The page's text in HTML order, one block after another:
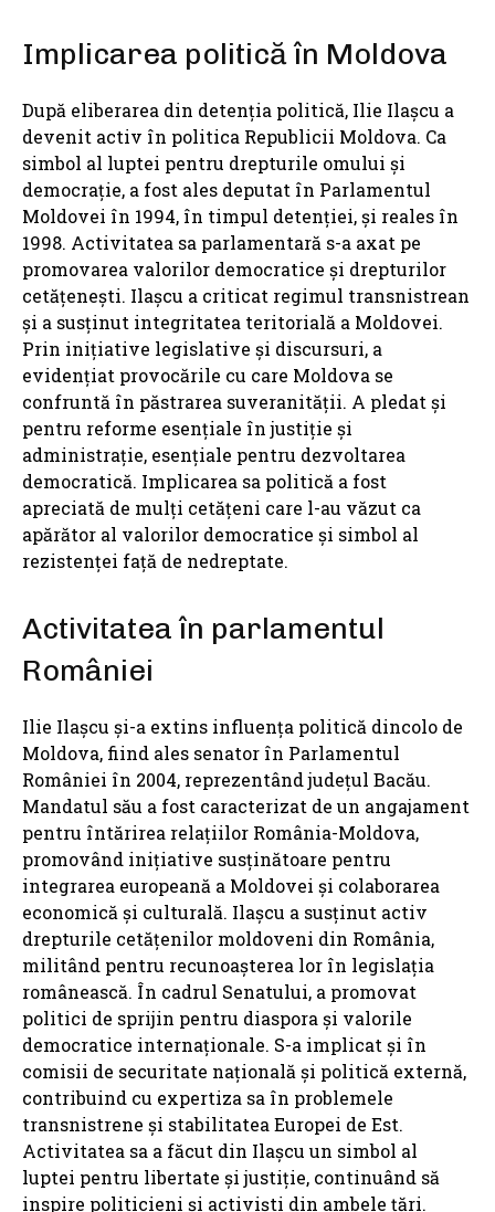
Implicarea politică în Moldova
După eliberarea din detenția politică, Ilie Ilașcu a
devenit activ în politica Republicii Moldova. Ca
simbol al luptei pentru drepturile omului și
democrație, a fost ales deputat în Parlamentul
Moldovei în 1994, în timpul detenției, și reales în
1998. Activitatea sa parlamentară s-a axat pe
promovarea valorilor democratice și drepturilor
cetățenești. Ilașcu a criticat regimul transnistrean
și a susținut integritatea teritorială a Moldovei.
Prin inițiative legislative și discursuri, a
evidențiat provocările cu care Moldova se
confruntă în păstrarea suveranității. A pledat și
pentru reforme esențiale în justiție și
administrație, esențiale pentru dezvoltarea
democratică. Implicarea sa politică a fost
apreciată de mulți cetățeni care l-au văzut ca
apărător al valorilor democratice și simbol al
rezistenței față de nedreptate.
Activitatea în parlamentul
României
Ilie Ilașcu și-a extins influența politică dincolo de
Moldova, fiind ales senator în Parlamentul
României în 2004, reprezentând județul Bacău.
Mandatul său a fost caracterizat de un angajament
pentru întărirea relațiilor România-Moldova,
promovând inițiative susținătoare pentru
integrarea europeană a Moldovei și colaborarea
economică și culturală. Ilașcu a susținut activ
drepturile cetățenilor moldoveni din România,
militând pentru recunoașterea lor în legislația
românească. În cadrul Senatului, a promovat
politici de sprijin pentru diaspora și valorile
democratice internaționale. S-a implicat și în
comisii de securitate națională și politică externă,
contribuind cu expertiza sa în problemele
transnistrene și stabilitatea Europei de Est.
Activitatea sa a făcut din Ilașcu un simbol al
luptei pentru libertate și justiție, continuând să
inspire politicieni și activiști din ambele țări.